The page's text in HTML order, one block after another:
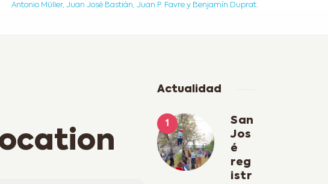
Antonio Müller, Juan José Bastián, Juan P. Favre y Benjamín Duprat.
Actualidad
San
Jos
é
reg
istr